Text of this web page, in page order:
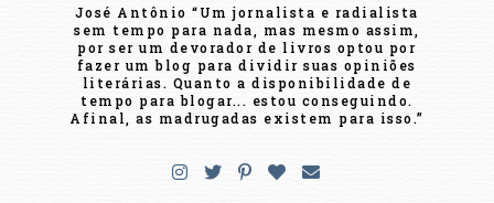
José Antônio “Um jornalista e radialista
sem tempo para nada, mas mesmo assim,
por ser um devorador de livros optou por
fazer um blog para dividir suas opiniões
literárias. Quanto a disponibilidade de
tempo para blogar... estou conseguindo.
Afinal, as madrugadas existem para isso.”